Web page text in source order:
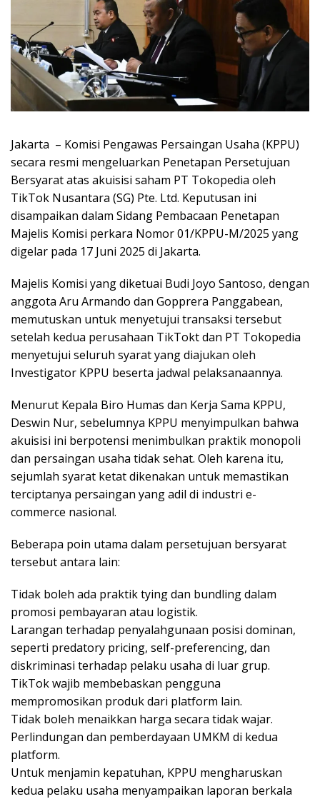
Jakarta – Komisi Pengawas Persaingan Usaha (KPPU)
secara resmi mengeluarkan Penetapan Persetujuan
Bersyarat atas akuisisi saham PT Tokopedia oleh
TikTok Nusantara (SG) Pte. Ltd. Keputusan ini
disampaikan dalam Sidang Pembacaan Penetapan
Majelis Komisi perkara Nomor 01/KPPU-M/2025 yang
digelar pada 17 Juni 2025 di Jakarta.
Majelis Komisi yang diketuai Budi Joyo Santoso, dengan
anggota Aru Armando dan Gopprera Panggabean,
memutuskan untuk menyetujui transaksi tersebut
setelah kedua perusahaan TikTokt dan PT Tokopedia
menyetujui seluruh syarat yang diajukan oleh
Investigator KPPU beserta jadwal pelaksanaannya.
Menurut Kepala Biro Humas dan Kerja Sama KPPU,
Deswin Nur, sebelumnya KPPU menyimpulkan bahwa
akuisisi ini berpotensi menimbulkan praktik monopoli
dan persaingan usaha tidak sehat. Oleh karena itu,
sejumlah syarat ketat dikenakan untuk memastikan
terciptanya persaingan yang adil di industri e-
commerce nasional.
Beberapa poin utama dalam persetujuan bersyarat
tersebut antara lain:
Tidak boleh ada praktik tying dan bundling dalam
promosi pembayaran atau logistik.
Larangan terhadap penyalahgunaan posisi dominan,
seperti predatory pricing, self-preferencing, dan
diskriminasi terhadap pelaku usaha di luar grup.
TikTok wajib membebaskan pengguna
mempromosikan produk dari platform lain.
Tidak boleh menaikkan harga secara tidak wajar.
Perlindungan dan pemberdayaan UMKM di kedua
platform.
Untuk menjamin kepatuhan, KPPU mengharuskan
kedua pelaku usaha menyampaikan laporan berkala